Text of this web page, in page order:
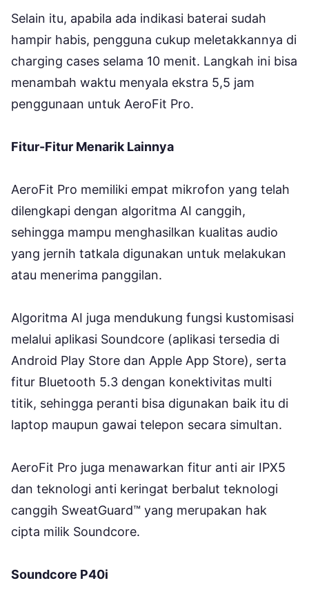
Selain itu, apabila ada indikasi baterai sudah
hampir habis, pengguna cukup meletakkannya di
charging cases selama 10 menit. Langkah ini bisa
menambah waktu menyala ekstra 5,5 jam
penggunaan untuk AeroFit Pro.
Fitur-Fitur Menarik Lainnya
AeroFit Pro memiliki empat mikrofon yang telah
dilengkapi dengan algoritma AI canggih,
sehingga mampu menghasilkan kualitas audio
yang jernih tatkala digunakan untuk melakukan
atau menerima panggilan.
Algoritma AI juga mendukung fungsi kustomisasi
melalui aplikasi Soundcore (aplikasi tersedia di
Android Play Store dan Apple App Store), serta
fitur Bluetooth 5.3 dengan konektivitas multi
titik, sehingga peranti bisa digunakan baik itu di
laptop maupun gawai telepon secara simultan.
AeroFit Pro juga menawarkan fitur anti air IPX5
dan teknologi anti keringat berbalut teknologi
canggih SweatGuard™ yang merupakan hak
cipta milik Soundcore.
Soundcore P40i